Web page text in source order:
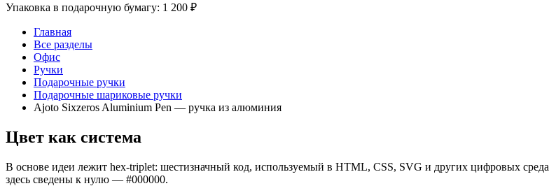
Упаковка в подарочную бумагу: 1 200 ₽
Главная
Все разделы
Офис
Ручки
Подарочные ручки
Подарочные шариковые ручки
Ajoto Sixzeros Aluminium Pen — ручка из алюминия
Цвет как система
В основе идеи лежит hex-triplet: шестизначный код, используемый в HTML, CSS, SVG и других цифровых
здесь сведены к нулю — #000000.